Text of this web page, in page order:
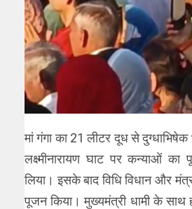
मां गंगा का 21 लीटर दूध से दुग्धाभिषेक
लक्ष्मीनारायण घाट पर कन्याओं का
लिया। इसके बाद विधि विधान और
पूजन किया। मुख्यमंत्री धामी के साथ